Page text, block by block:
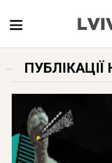
ЛОКАЦІЇ
ПУБЛІКАЦІЇ
ПУБЛІКАЦІЇ